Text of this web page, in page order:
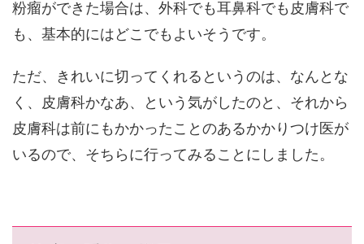
粉瘤ができた場合は、外科でも耳鼻科でも皮膚科で
も、基本的にはどこでもよいそうです。
ただ、きれいに切ってくれるというのは、なんとな
く、皮膚科かなあ、という気がしたのと、それから
皮膚科は前にもかかったことのあるかかりつけ医が
いるので、そちらに行ってみることにしました。